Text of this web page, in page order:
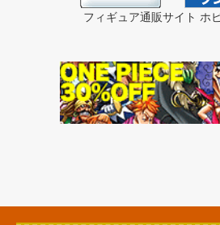
フィギュア通販サイト ホ